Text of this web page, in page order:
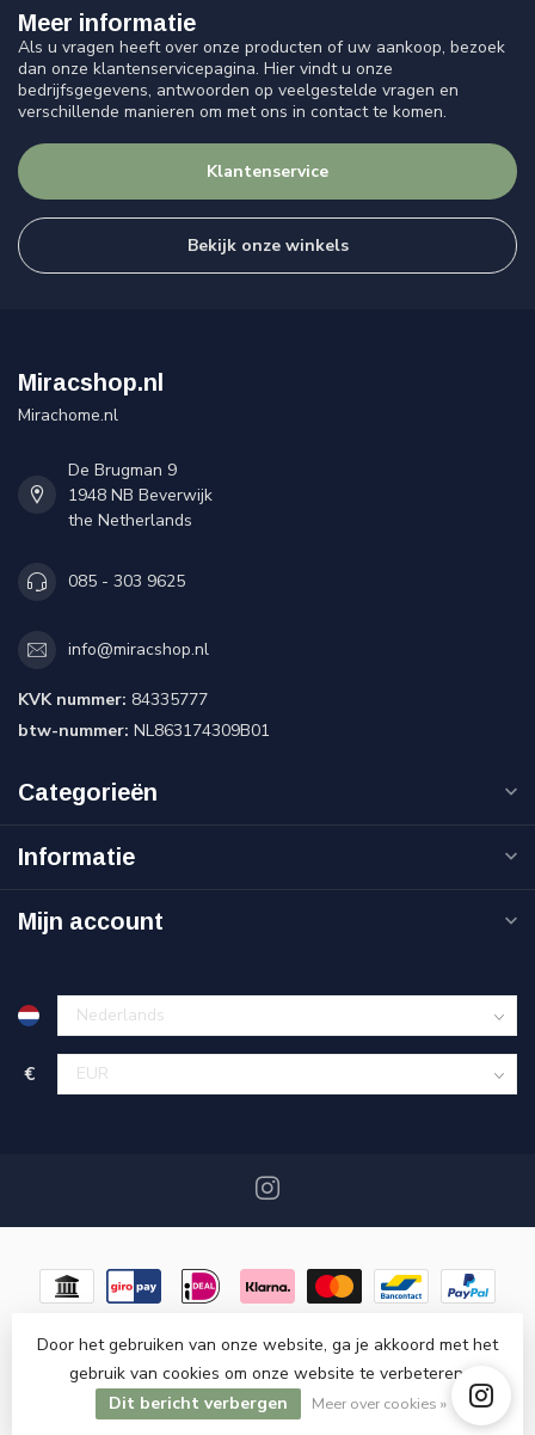
Meer informatie
Als u vragen heeft over onze producten of uw aankoop, bezoek
dan onze klantenservicepagina. Hier vindt u onze
bedrijfsgegevens, antwoorden op veelgestelde vragen en
verschillende manieren om met ons in contact te komen.
Klantenservice
Bekijk onze winkels
Miracshop.nl
Mirachome.nl
De Brugman 9
1948 NB Beverwijk
the Netherlands
085 - 303 9625
info@miracshop.nl
KVK nummer: 84335777
btw-nummer: NL863174309B01
Categorieën
Informatie
Mijn account
€
© Copyright 2026 Miracshop.nl- Powered byLightspeed-
Lightspeed designby Dyvelopment
Door het gebruiken van onze website, ga je akkoord met het
gebruik van cookies om onze website te verbeteren.
Dit bericht verbergen
Meer over cookies »